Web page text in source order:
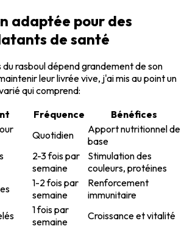
adaptée pour des
de santé
rasboul dépend grandement de son
leur livrée vive, j'ai mis au point un
qui comprend:
Fréquence
Bénéfices
Quotidien
Apport nutritionnel de
base
2-3 fois par
semaine
Stimulation des
couleurs, protéines
1-2 fois par
semaine
Renforcement
immunitaire
1 fois par
semaine
Croissance et vitalité